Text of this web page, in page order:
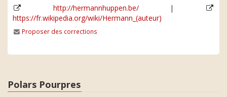
http://hermannhuppen.be/|
https://fr.wikipedia.org/wiki/Hermann_(auteur)
Proposer des corrections
Polars Pourpres